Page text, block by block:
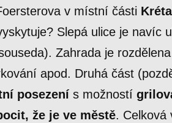
v místní části
Slepá ulice je navíc
Zahrada je
apod. Druhá část
posezení s možností
že je ve městě. Celková